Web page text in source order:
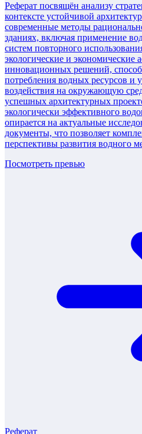
Реферат посвящён анализу
контексте устойчивой
современные методы
зданиях, включая применение
систем повторного
экологические и экономические
инновационных решений,
потребления водных ресурсов и
воздействия на окружающую
успешных архитектурных
экологически эффективного
опирается на актуальные
документы, что позволяет
перспективы развития водного
Посмотреть превью
Реферат